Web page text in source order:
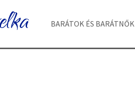
BARÁTOK ÉS BARÁTNŐK